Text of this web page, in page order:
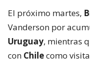
El próximo martes,
Vanderson por
Uruguay, mientras
con Chilecomo